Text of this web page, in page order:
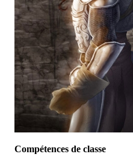
Compétences de classe